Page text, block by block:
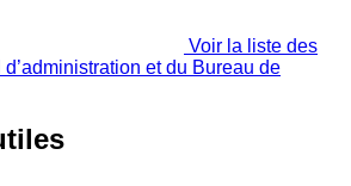
Voir la liste des
et du Bureau de